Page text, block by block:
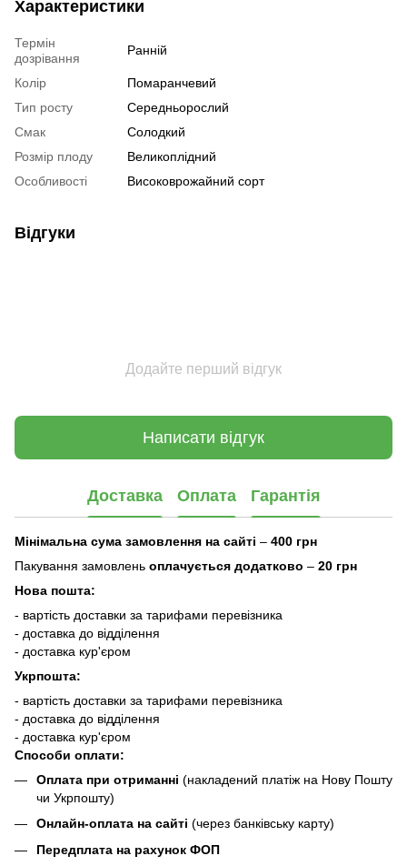
Характеристики
Термін
дозрівання
Ранній
Колір
Помаранчевий
Тип росту
Середньорослий
Смак
Солодкий
Розмір плоду
Великоплідний
Особливості
Високоврожайний сорт
Відгуки
Додайте перший відгук
Написати відгук
Доставка Оплата Гарантія
Мінімальна сума замовлення на сайті – 400 грн
Пакування замовлень оплачується додатково – 20 грн
Нова пошта:
- вартість доставки за тарифами перевізника
- доставка до відділення
- доставка кур'єром
Укрпошта:
- вартість доставки за тарифами перевізника
- доставка до відділення
- доставка кур'єром
Способи оплати:
Оплата при отриманні (накладений платіж на Нову Пошту
чи Укрпошту)
Онлайн-оплата на сайті (через банківську карту)
Передплата на рахунок ФОП